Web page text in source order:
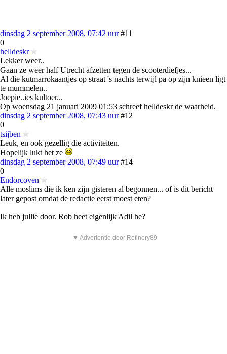
dinsdag 2 september 2008, 07:42 uur #11
0
helldeskr
Lekker weer..
Gaan ze weer half Utrecht afzetten tegen de scooterdiefjes...
Al die kutmarrokaantjes op straat 's nachts terwijl pa op zijn knieen ligt
te mummelen..
Joepie..ies kultoer...
Op woensdag 21 januari 2009 01:53 schreef helldeskr de waarheid.
dinsdag 2 september 2008, 07:43 uur #12
0
tsijben
Leuk, en ook gezellig die activiteiten.
Hopelijk lukt het ze
dinsdag 2 september 2008, 07:49 uur #14
0
Endorcoven
Alle moslims die ik ken zijn gisteren al begonnen... of is dit bericht
later gepost omdat de redactie eerst moest eten?
Ik heb jullie door. Rob heet eigenlijk Adil he?
▼ Advertentie door Refinery89